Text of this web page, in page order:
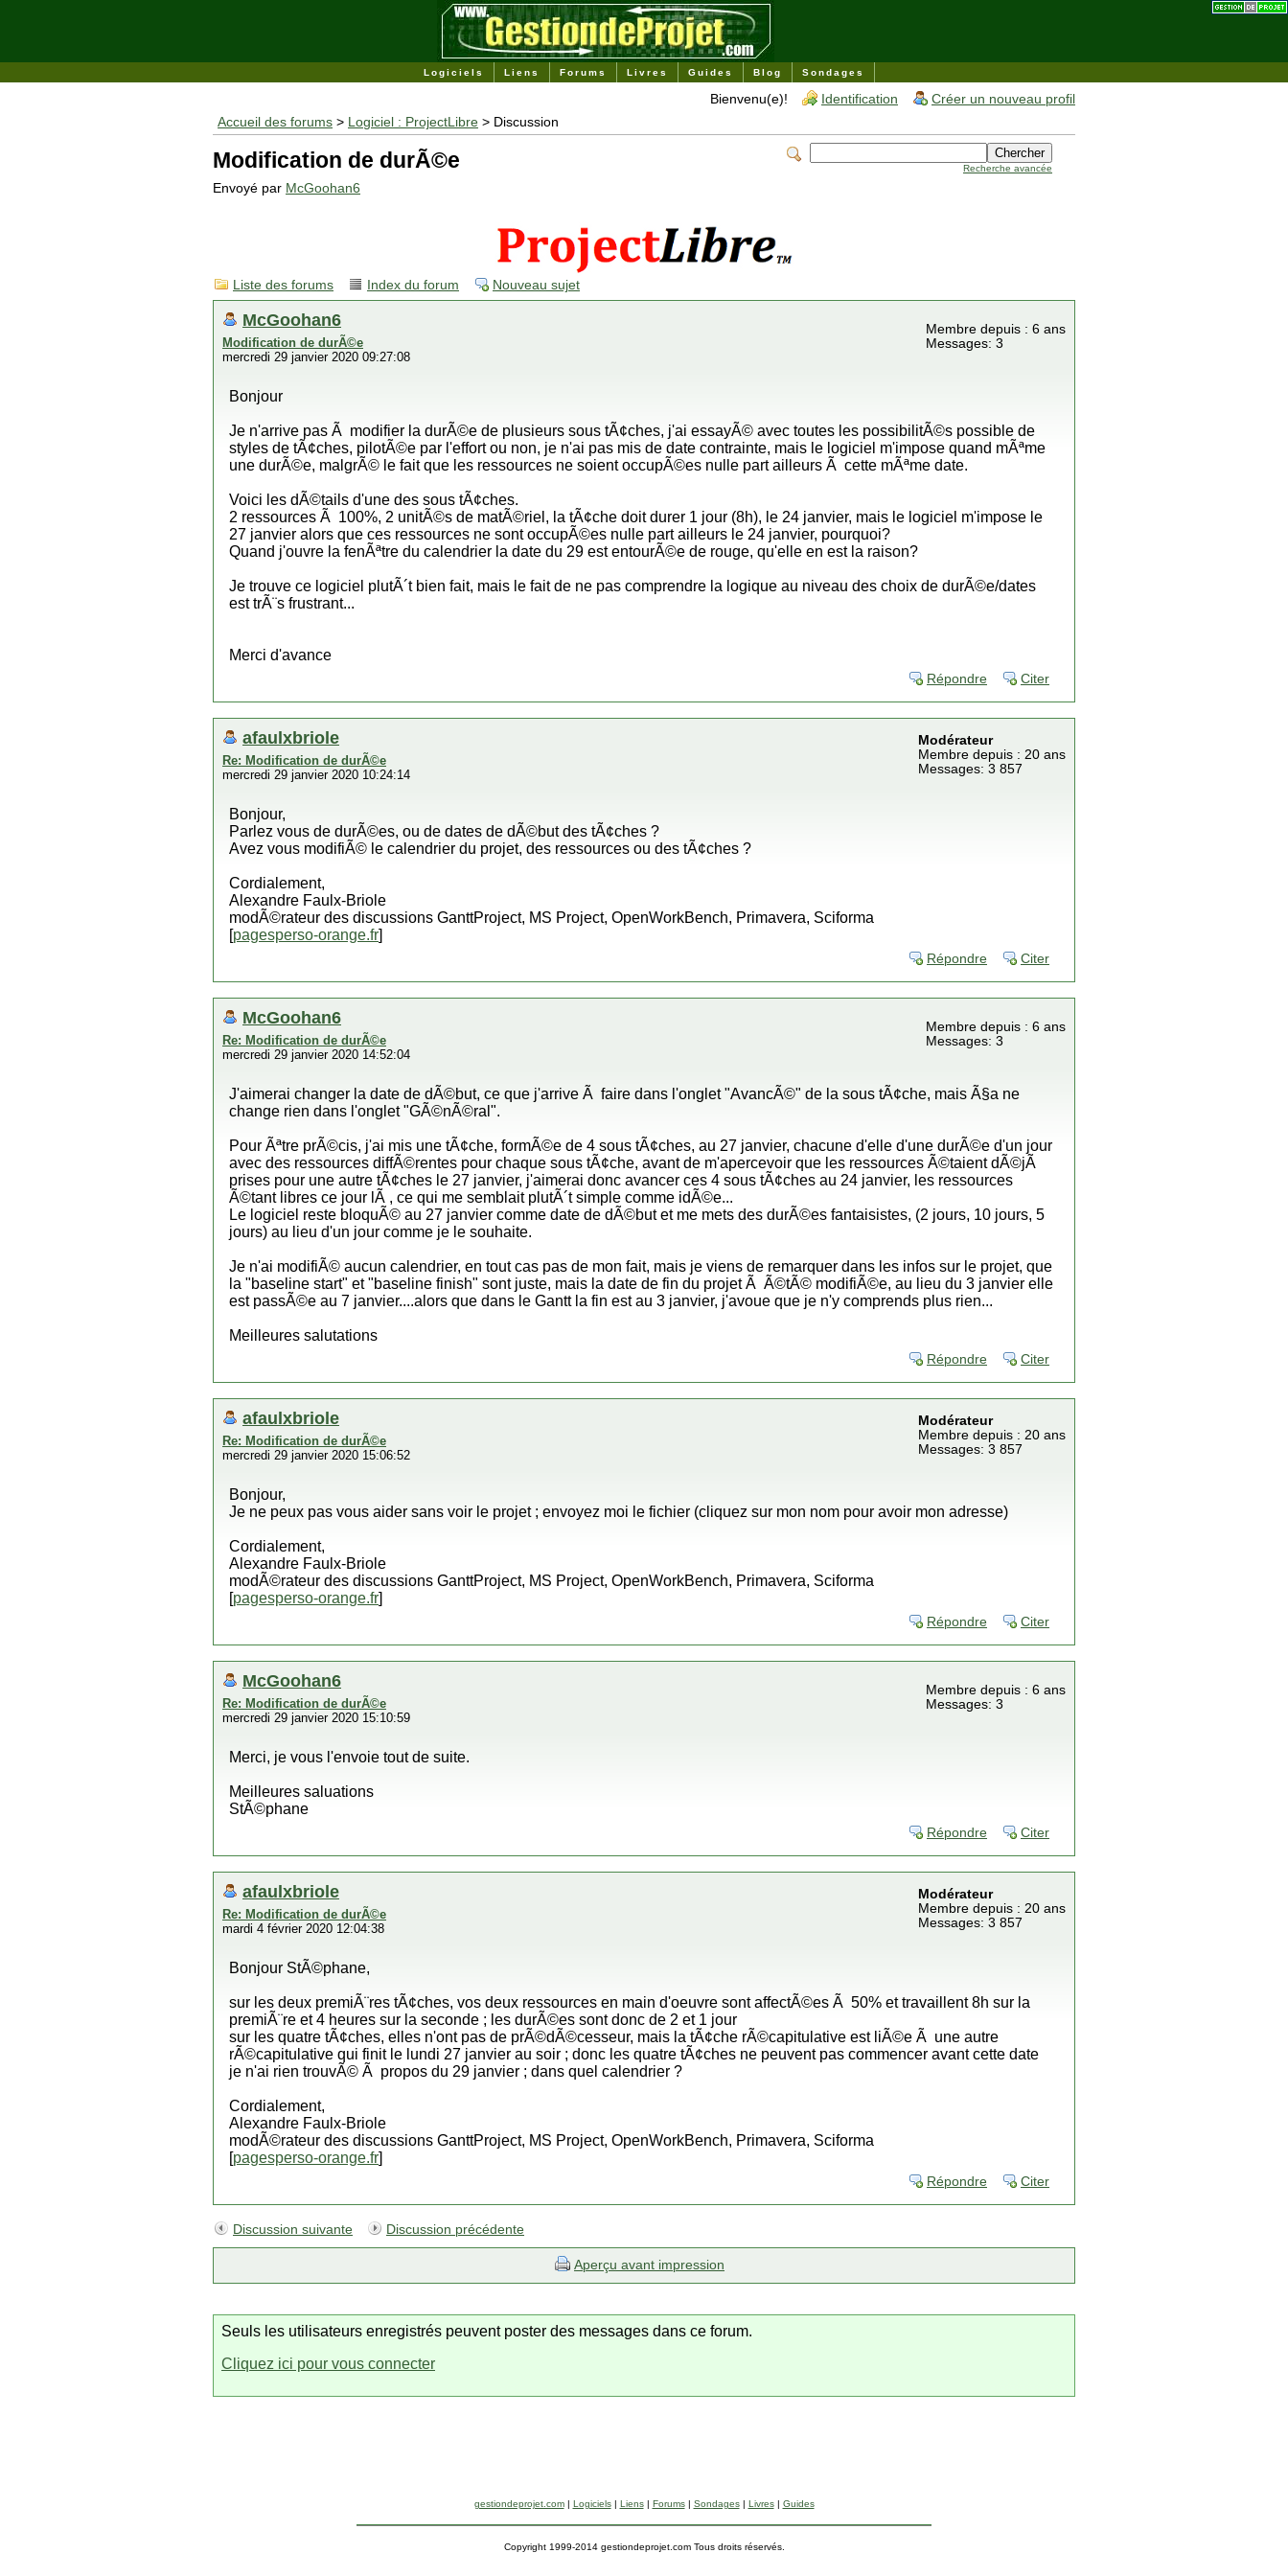
Logiciels Liens Forums Livres Guides Blog Sondages
Bienvenu(e)! Identification
Créer un nouveau profil
Accueil des forums > Logiciel : ProjectLibre > Discussion
Recherche avancée
Modification de durÃ©e
Envoyé par McGoohan6
Liste des forums Index du forum Nouveau sujet
McGoohan6
Modification de durÃ©e
mercredi 29 janvier 2020 09:27:08
Membre depuis : 6 ans
Messages: 3
Bonjour
Je n'arrive pas Ã modifier la durÃ©e de plusieurs sous tÃ¢ches, j'ai essayÃ© avec toutes les possibilitÃ©s possible de
styles de tÃ¢ches, pilotÃ©e par l'effort ou non, je n'ai pas mis de date contrainte, mais le logiciel m'impose quand mÃªme
une durÃ©e, malgrÃ© le fait que les ressources ne soient occupÃ©es nulle part ailleurs Ã cette mÃªme date.
Voici les dÃ©tails d'une des sous tÃ¢ches.
2 ressources Ã 100%, 2 unitÃ©s de matÃ©riel, la tÃ¢che doit durer 1 jour (8h), le 24 janvier, mais le logiciel m'impose le
27 janvier alors que ces ressources ne sont occupÃ©es nulle part ailleurs le 24 janvier, pourquoi?
Quand j'ouvre la fenÃªtre du calendrier la date du 29 est entourÃ©e de rouge, qu'elle en est la raison?
Je trouve ce logiciel plutÃ´t bien fait, mais le fait de ne pas comprendre la logique au niveau des choix de durÃ©e/dates
est trÃ¨s frustrant...
Merci d'avance
Répondre Citer
afaulxbriole
Re: Modification de durÃ©e
mercredi 29 janvier 2020 10:24:14
Modérateur
Membre depuis : 20 ans
Messages: 3 857
Bonjour,
Parlez vous de durÃ©es, ou de dates de dÃ©but des tÃ¢ches ?
Avez vous modifiÃ© le calendrier du projet, des ressources ou des tÃ¢ches ?
Cordialement,
Alexandre Faulx-Briole
modÃ©rateur des discussions GanttProject, MS Project, OpenWorkBench, Primavera, Sciforma
[pagesperso-orange.fr]
Répondre Citer
McGoohan6
Re: Modification de durÃ©e
mercredi 29 janvier 2020 14:52:04
Membre depuis : 6 ans
Messages: 3
J'aimerai changer la date de dÃ©but, ce que j'arrive Ã faire dans l'onglet "AvancÃ©" de la sous tÃ¢che, mais Ã§a ne
change rien dans l'onglet "GÃ©nÃ©ral".
Pour Ãªtre prÃ©cis, j'ai mis une tÃ¢che, formÃ©e de 4 sous tÃ¢ches, au 27 janvier, chacune d'elle d'une durÃ©e d'un jour
avec des ressources diffÃ©rentes pour chaque sous tÃ¢che, avant de m'apercevoir que les ressources Ã©taient dÃ©jÃ
prises pour une autre tÃ¢ches le 27 janvier, j'aimerai donc avancer ces 4 sous tÃ¢ches au 24 janvier, les ressources
Ã©tant libres ce jour lÃ , ce qui me semblait plutÃ´t simple comme idÃ©e...
Le logiciel reste bloquÃ© au 27 janvier comme date de dÃ©but et me mets des durÃ©es fantaisistes, (2 jours, 10 jours, 5
jours) au lieu d'un jour comme je le souhaite.
Je n'ai modifiÃ© aucun calendrier, en tout cas pas de mon fait, mais je viens de remarquer dans les infos sur le projet, que
la "baseline start" et "baseline finish" sont juste, mais la date de fin du projet Ã Ã©tÃ© modifiÃ©e, au lieu du 3 janvier elle
est passÃ©e au 7 janvier....alors que dans le Gantt la fin est au 3 janvier, j'avoue que je n'y comprends plus rien...
Meilleures salutations
Répondre Citer
afaulxbriole
Re: Modification de durÃ©e
mercredi 29 janvier 2020 15:06:52
Modérateur
Membre depuis : 20 ans
Messages: 3 857
Bonjour,
Je ne peux pas vous aider sans voir le projet ; envoyez moi le fichier (cliquez sur mon nom pour avoir mon adresse)
Cordialement,
Alexandre Faulx-Briole
modÃ©rateur des discussions GanttProject, MS Project, OpenWorkBench, Primavera, Sciforma
[pagesperso-orange.fr]
Répondre Citer
McGoohan6
Re: Modification de durÃ©e
mercredi 29 janvier 2020 15:10:59
Membre depuis : 6 ans
Messages: 3
Merci, je vous l'envoie tout de suite.
Meilleures saluations
StÃ©phane
Répondre Citer
afaulxbriole
Re: Modification de durÃ©e
mardi 4 février 2020 12:04:38
Modérateur
Membre depuis : 20 ans
Messages: 3 857
Bonjour StÃ©phane,
sur les deux premiÃ¨res tÃ¢ches, vos deux ressources en main d'oeuvre sont affectÃ©es Ã 50% et travaillent 8h sur la
premiÃ¨re et 4 heures sur la seconde ; les durÃ©es sont donc de 2 et 1 jour
sur les quatre tÃ¢ches, elles n'ont pas de prÃ©dÃ©cesseur, mais la tÃ¢che rÃ©capitulative est liÃ©e Ã une autre
rÃ©capitulative qui finit le lundi 27 janvier au soir ; donc les quatre tÃ¢ches ne peuvent pas commencer avant cette date
je n'ai rien trouvÃ© Ã propos du 29 janvier ; dans quel calendrier ?
Cordialement,
Alexandre Faulx-Briole
modÃ©rateur des discussions GanttProject, MS Project, OpenWorkBench, Primavera, Sciforma
[pagesperso-orange.fr]
Répondre Citer
Discussion suivante Discussion précédente
Aperçu avant impression
Seuls les utilisateurs enregistrés peuvent poster des messages dans ce forum.
Cliquez ici pour vous connecter
gestiondeprojet.com| Logiciels| Liens| Forums| Sondages| Livres| Guides
Copyright 1999-2014 gestiondeprojet.com Tous droits réservés.